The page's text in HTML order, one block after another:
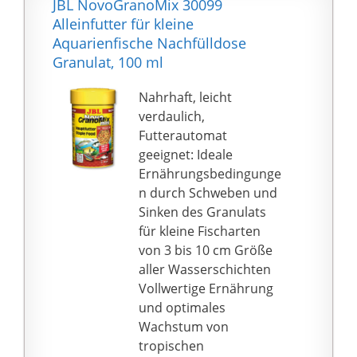
gefüttert und in der
Sonne getrocknet,
wodurch alle wichtigen
Inhaltsstoffe wie
Ballaststoffe,
Fettsäuren und mehr
erhalten bleiben. Sie
enthalten eine große
Menge an Carotinoiden,
die Fischen und Vögeln
helfen, eine
farbenfrohere Farbe zu
erreichen.
🌿 100
{226a3b4813f0e74658fc
29ca2211f07a63cbba9c
8c99f739eb60eaa6c6f07
Angetrieben durch eine
Lithium-Batterie mit
großer Kapazität und
die Batterie kann
wiederholend
aufgeladen werden.
Damit brauchen Sie
nicht mehr mals
Batterie zu kaufen.Ganz
günstig und
umweltfreundlich. Je
nach Häufigkeit der
Fütterungen, mit einer
einzigen Aufladungen
kann es für 3-6 Monate
verwendet werden.
【200ML Große
Capacity Und Einfache
JBL NovoGranoMix 30099
Alleinfutter für kleine
Aquarienfische Nachfülldose
Granulat, 100 ml
Nahrhaft, leicht
verdaulich,
Futterautomat
geeignet: Ideale
Ernährungsbedingunge
n durch Schweben und
Sinken des Granulats
für kleine Fischarten
von 3 bis 10 cm Größe
aller Wasserschichten
Vollwertige Ernährung
und optimales
Wachstum von
tropischen